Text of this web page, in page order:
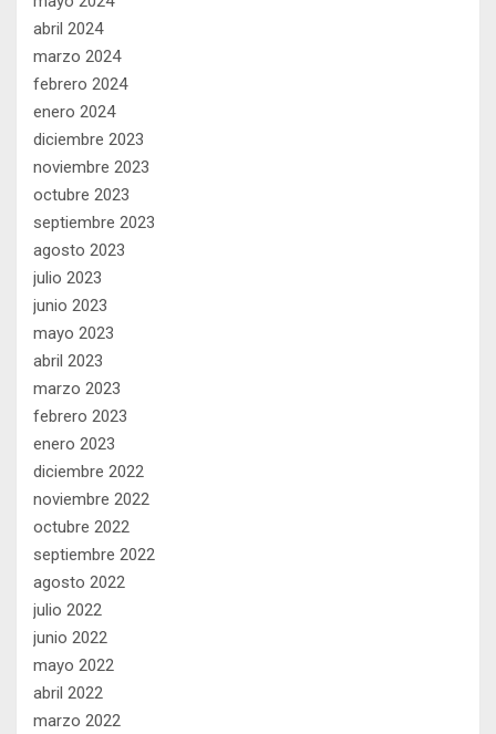
abril 2024
marzo 2024
febrero 2024
enero 2024
diciembre 2023
noviembre 2023
octubre 2023
septiembre 2023
agosto 2023
julio 2023
junio 2023
mayo 2023
abril 2023
marzo 2023
febrero 2023
enero 2023
diciembre 2022
noviembre 2022
octubre 2022
septiembre 2022
agosto 2022
julio 2022
junio 2022
mayo 2022
abril 2022
marzo 2022